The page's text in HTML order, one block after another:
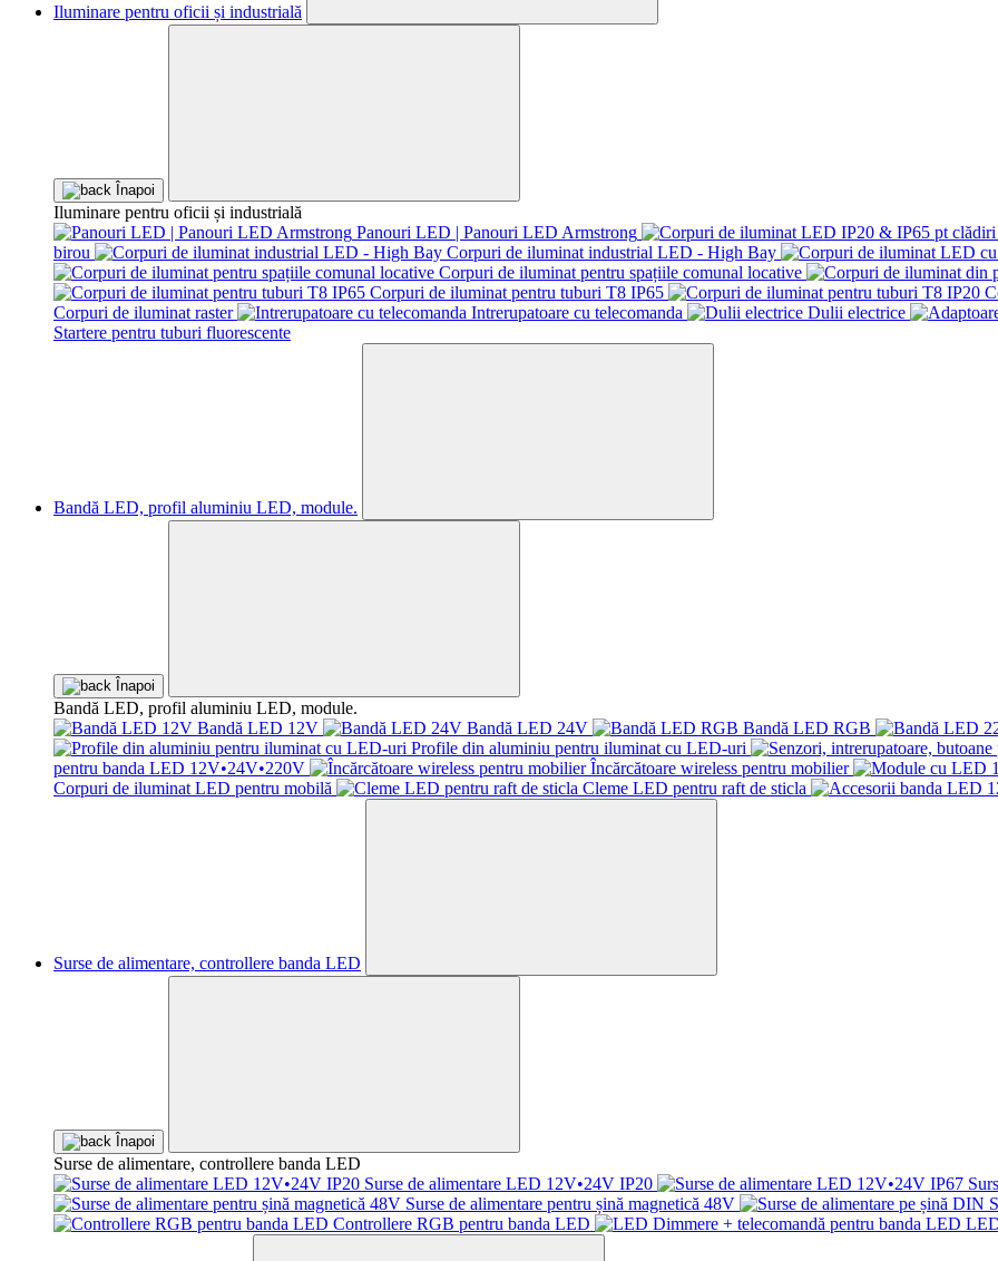
Iluminare pentru oficii și industrială
Înapoi
Iluminare pentru oficii și industrială
Panouri LED | Panouri LED Armstrong
birou
Corpuri de iluminat industrial LED - High Bay
Corpuri de iluminat pentru spațiile comunal locative
Corpuri de iluminat pentru tuburi T8 IP65
Corpuri de iluminat raster
Intrerupatoare cu telecomanda
Dulii electrice
Startere pentru tuburi fluorescente
Bandă LED, profil aluminiu LED, module.
Înapoi
Bandă LED, profil aluminiu LED, module.
Bandă LED 12V
Bandă LED 24V
Bandă LED RGB
Profile din aluminiu pentru iluminat cu LED-uri
pentru banda LED 12V•24V•220V
Încărcătoare wireless pentru mobilier
Corpuri de iluminat LED pentru mobilă
Cleme LED pentru raft de sticla
Surse de alimentare, controllere banda LED
Înapoi
Surse de alimentare, controllere banda LED
Surse de alimentare LED 12V•24V IP20
Surse de alimentare pentru șină magnetică 48V
Controllere RGB pentru banda LED